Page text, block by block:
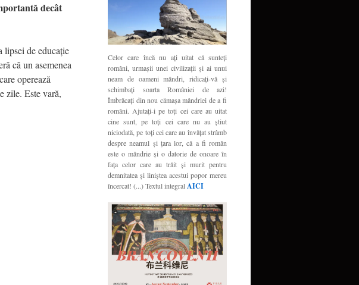
decât
lipsei de educaţie
că un asemenea
operează
zile. Este vară,
Celor care încă nu aţi uitat că sunteţi
români, urmaşii unei civilizaţii şi ai unui
neam de oameni mândri, ridicaţi-vă şi
schimbaţi soarta României de azi!
Îmbrăcaţi din nou cămaşa mândriei de a fi
români. Ajutaţi-i pe toţi cei care au uitat
cine sunt, pe toţi cei care nu au ştiut
niciodată, pe toţi cei care au învăţat strâmb
despre neamul şi ţara lor, că a fi român
este o mândrie şi o datorie de onoare în
faţa celor care au trăit şi murit pentru
demnitatea şi liniştea acestui popor mereu
încercat! (...) Textul integralAICI